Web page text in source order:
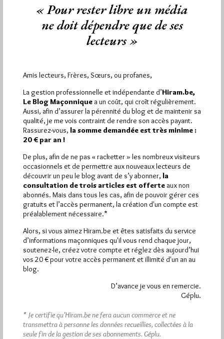
Hier mercredi 5 août 2026, Hiram.be a reçu1 441
2 502 pages
ont été lues (Source :
Pirsch.io)
Quels sont les articles les plus lus du blog ?
Abonnement aux Newsletters - RSS
« Pour rester libre un média
ne doit dépendre que de ses
lecteurs »
Amis lecteurs, Frères, Sœurs, ou profanes,
La gestion professionnelle et indépendante d’Hiram.be,
Le Blog Maçonnique a un coût, qui croît régulièrement.
Aussi, afin d’assurer la pérennité du blog et de maintenir sa
qualité, je me vois contraint de rendre son accès payant.
Rassurez-vous, la somme demandée est très minime :
20 € par an !
De plus, afin de ne pas « racketter » les nombreux visiteurs
occasionnels et de permettre aux nouveaux lecteurs de
découvrir un peu le blog avant de s’y abonner, la
consultation de trois articles est offerte aux non
abonnés. Mais dans tous les cas, afin de pouvoir gérer ces
gratuits et l’accès permanent, la création d'un compte est
préalablement nécessaire.*
Alors, si vous aimez Hiram.be et êtes satisfaits du service
d’informations maçonniques qu'il vous rend chaque jour,
soutenez-le, créez votre compte et réglez dès aujourd’hui
vos 20 € pour votre accès permanent et illimité d'un an au
blog.
D’avance je vous en remercie.
Géplu.
* Je certifie qu’Hiram.be ne fera aucun commerce et ne
transmettra à personne les données recueillies, collectées à la
seule fin de la gestion de ses abonnements. Géplu.